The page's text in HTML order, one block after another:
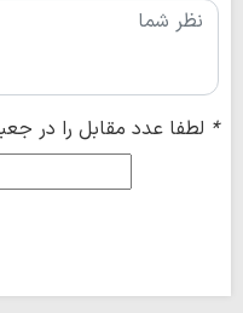
* لطفا عدد مقابل را در